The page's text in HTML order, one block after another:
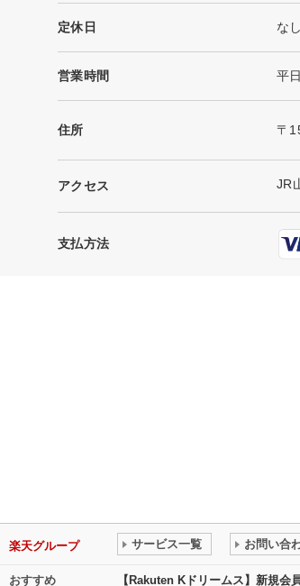
定休日 なし
営業時間 平
住所 〒
アクセス JR
支払方法
楽天グループ サービス一覧 お問い合
おすすめ 【Rakuten Kドリームス】新規会